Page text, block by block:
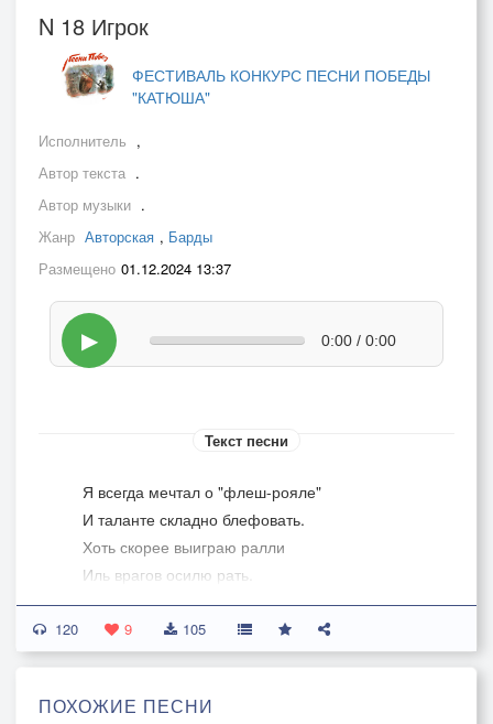
N 18 Игрок
ФЕСТИВАЛЬ КОНКУРС ПЕСНИ ПОБЕДЫ
"КАТЮША"
Исполнитель ,
Автор текста .
Автор музыки .
Жанр Авторская , Барды
Размещено 01.12.2024 13:37
▶ 0:00 / 0:00
Текст песни
Я всегда мечтал о "флеш-рояле"
И таланте складно блефовать.
Хоть скорее выиграю ралли
Иль врагов осилю рать.
Но с упорством душки-медоеда,
Я вдвигаюсь за зелëный стол.
И во вторник, и в четверг, и в среду,
120 9 105
ПОХОЖИЕ ПЕСНИ